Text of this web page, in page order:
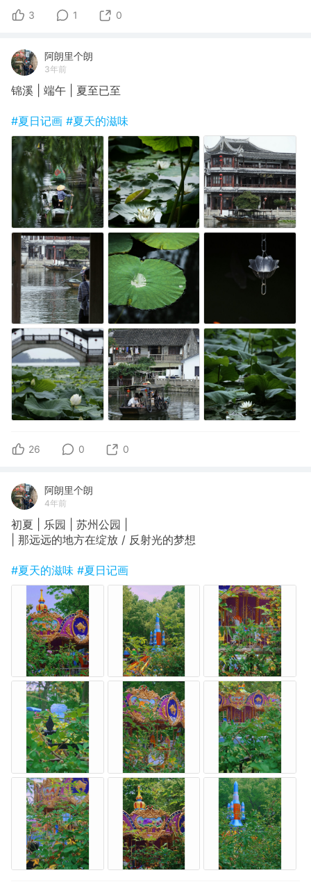
3 1 0
阿朗里个朗
3年前
锦溪 | 端午 | 夏至已至
#夏日记画 #夏天的滋味
26 0 0
阿朗里个朗
4年前
初夏 | 乐园 | 苏州公园 |
| 那远远的地方在绽放 / 反射光的梦想
#夏天的滋味 #夏日记画